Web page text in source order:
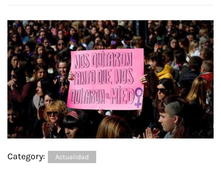
Category: Actualidad